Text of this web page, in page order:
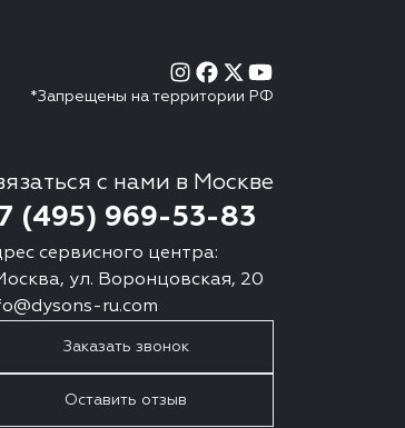
*Запрещены на территории РФ
с нами в Москве
(495) 969-53-83
сервисного центра:
ул. Воронцовская, 20
ru.com
Заказать звонок
Оставить отзыв